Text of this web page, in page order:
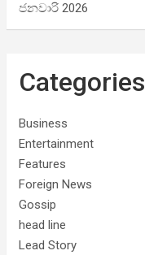
ජනවාරි 2026
Categories
Business
Entertainment
Features
Foreign News
Gossip
head line
Lead Story